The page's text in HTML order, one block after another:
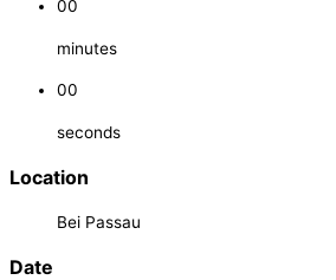
00
minutes
00
seconds
Location
Bei Passau
Date